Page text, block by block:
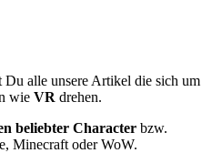
Du alle unsere Artikel die sich um
wie VR drehen.
beliebter Character bzw.
Minecraft oder WoW.